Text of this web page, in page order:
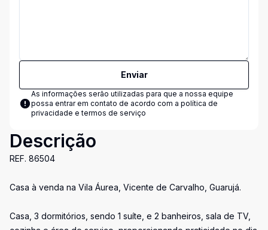
Enviar
As informações serão utilizadas para que a nossa equipe
possa entrar em contato de acordo com a política de
privacidade e termos de serviço
Descrição
REF. 86504
Casa à venda na Vila Áurea, Vicente de Carvalho, Guarujá.
Casa, 3 dormitórios, sendo 1 suíte, e 2 banheiros, sala de TV,